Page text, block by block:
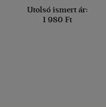
Utolsó ismert ár:
1 980 Ft